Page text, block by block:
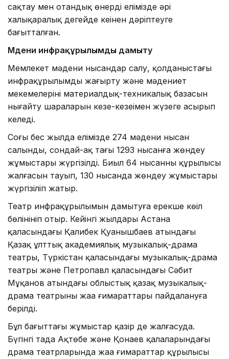
сақтау мен отандық өнерді елімізде әрі
халықаралық деңгейде кеңінен дәріптеуге
бағытталған.
Мәдени инфрақұрылымды дамыту
Мемлекет мәдени нысандар салу, қолданыстағы
инфрақұрылымды жаңғырту және мәдениет
мекемелерінің материалдық-техникалық базасын
нығайту шараларын кезең-кезеңімен жүзеге асырып
келеді.
Соңғы бес жылда елімізде 274 мәдени нысан
салынды, сондай-ақ тағы 1293 нысанға жөндеу
жұмыстары жүргізілді. Биыл 64 нысанның құрылысы
жалғасын тауып, 130 нысанда жөндеу жұмыстары
жүргізіліп жатыр.
Театр инфрақұрылымын дамытуға ерекше көңіл
бөлінініп отыр. Кейінгі жылдары Астана
қаласындағы Қалибек Қуанышбаев атындағы
Қазақ ұлттық академиялық музыкалық-драма
театры, Түркістан қаласындағы музыкалық-драма
театры және Петропавл қаласындағы Сәбит
Мұқанов атындағы облыстық қазақ музыкалық-
драма театрының жаңа ғимараттары пайдалануға
берілді.
Бұл бағыттағы жұмыстар қазір де жалғасуда.
Бүгінгі таңда Ақтөбе және Қонаев қалаларындағы
драма театрларында жаңа ғимараттар құрылысы